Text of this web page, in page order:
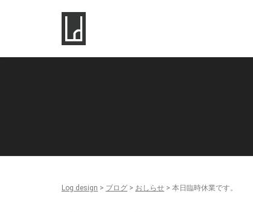
Log design > ブログ > おしらせ > 本日臨時休業です。